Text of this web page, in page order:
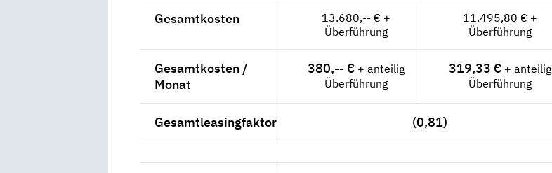
Gesamtkosten
13.680,-- € +
Überführung
11.495,80 € +
Überführung
Gesamtkosten /
Monat
380,-- € + anteilig
Überführung
319,33 € + anteilig
Überführung
Gesamtleasingfaktor (0,81)